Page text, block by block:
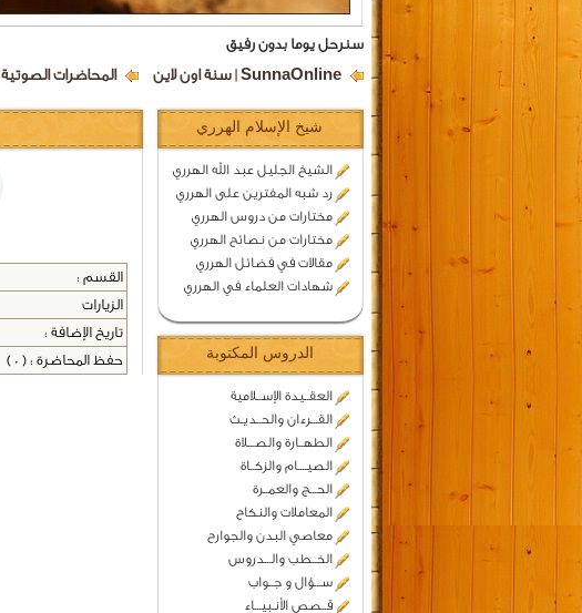
سنرحل يوما بدون رفيق
SunnaOnline | سنة اون لاين المحاضرات الصوتية
شيخ الإسلام الهرري
الشيخ الجليل عبد الله الهرري
رد شبه المفترين على الهرري
مختارات من دروس الهرري
مختارات من نصائح الهرري
مقالات في فضائل الهرري
شهادات العلماء في الهرري
الدروس المكتوبة
العقــيدة الإســلامية
القـــرءان والحــديـث
الطهــارة والصـــلاة
الصيــــام والزكــاة
الحـــج والعمــرة
المعاملات والنكاح
معاصي البدن والجوارح
الخــطب والـــدروس
ســـؤال و جــواب
قــصص الأنـبيـــاء
القسم :
الزيارات
تاريخ الإضافة :
حفظ المحاضرة : ( 0 )